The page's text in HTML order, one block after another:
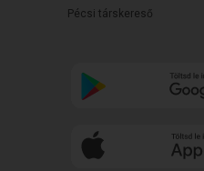
Pécsi társkereső